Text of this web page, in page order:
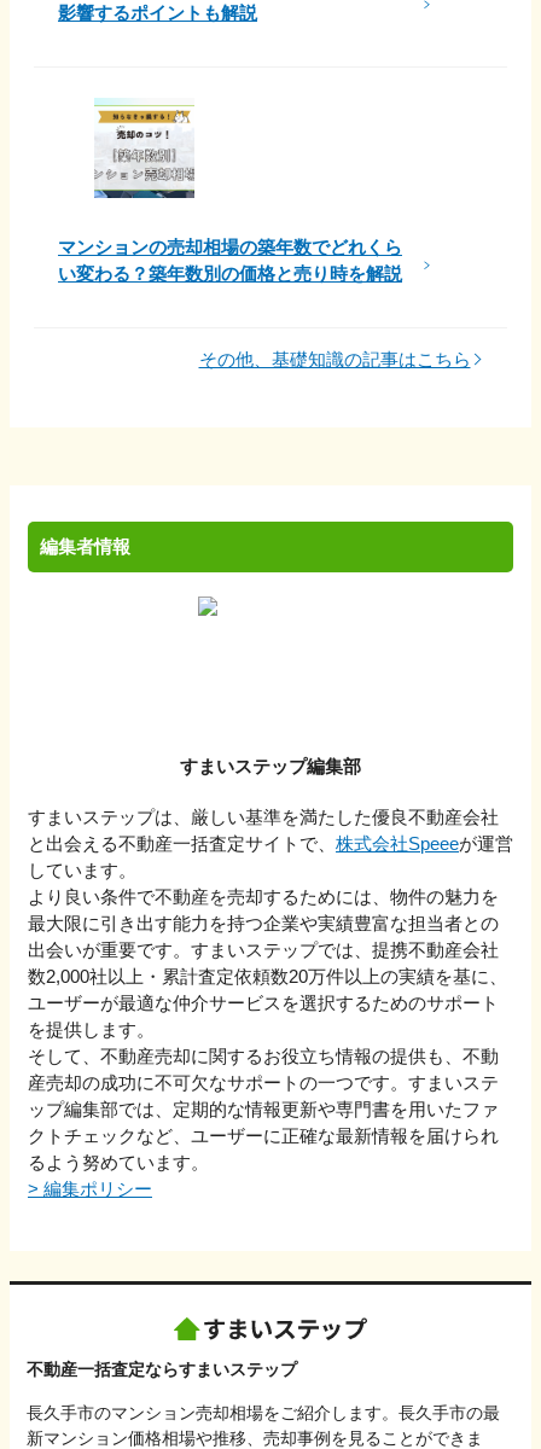
影響するポイントも解説
マンションの売却相場の築年数でどれくら
い変わる？築年数別の価格と売り時を解説
その他、基礎知識の記事はこちら
編集者情報
すまいステップ編集部
すまいステップは、厳しい基準を満たした優良不動産会社
と出会える不動産一括査定サイトで、 株式会社Speeeが運営
しています。
より良い条件で不動産を売却するためには、物件の魅力を
最大限に引き出す能力を持つ企業や実績豊富な担当者との
出会いが重要です。すまいステップでは、提携不動産会社
数2,000社以上・累計査定依頼数20万件以上の実績を基に、
ユーザーが最適な仲介サービスを選択するためのサポート
を提供します。
そして、不動産売却に関するお役立ち情報の提供も、不動
産売却の成功に不可欠なサポートの一つです。すまいステ
ップ編集部では、定期的な情報更新や専門書を用いたファ
クトチェックなど、ユーザーに正確な最新情報を届けられ
るよう努めています。
> 編集ポリシー
不動産一括査定ならすまいステップ
長久手市のマンション売却相場をご紹介します。長久手市の最
新マンション価格相場や推移、売却事例を見ることができま